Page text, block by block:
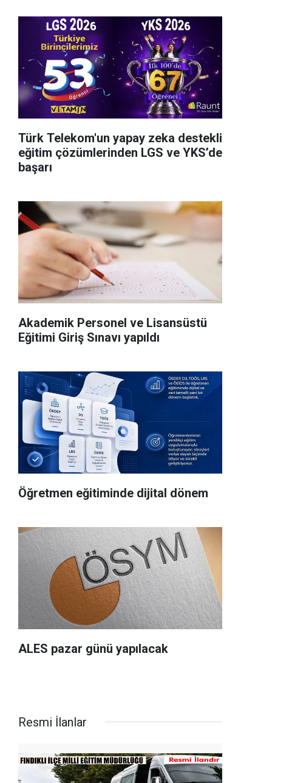
Türk Telekom'un yapay zeka destekli
eğitim çözümlerinden LGS ve YKS’de
başarı
Akademik Personel ve Lisansüstü
Eğitimi Giriş Sınavı yapıldı
Öğretmen eğitiminde dijital dönem
ALES pazar günü yapılacak
Resmi İlanlar